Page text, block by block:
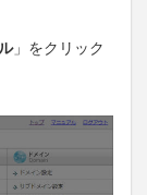
」をクリック